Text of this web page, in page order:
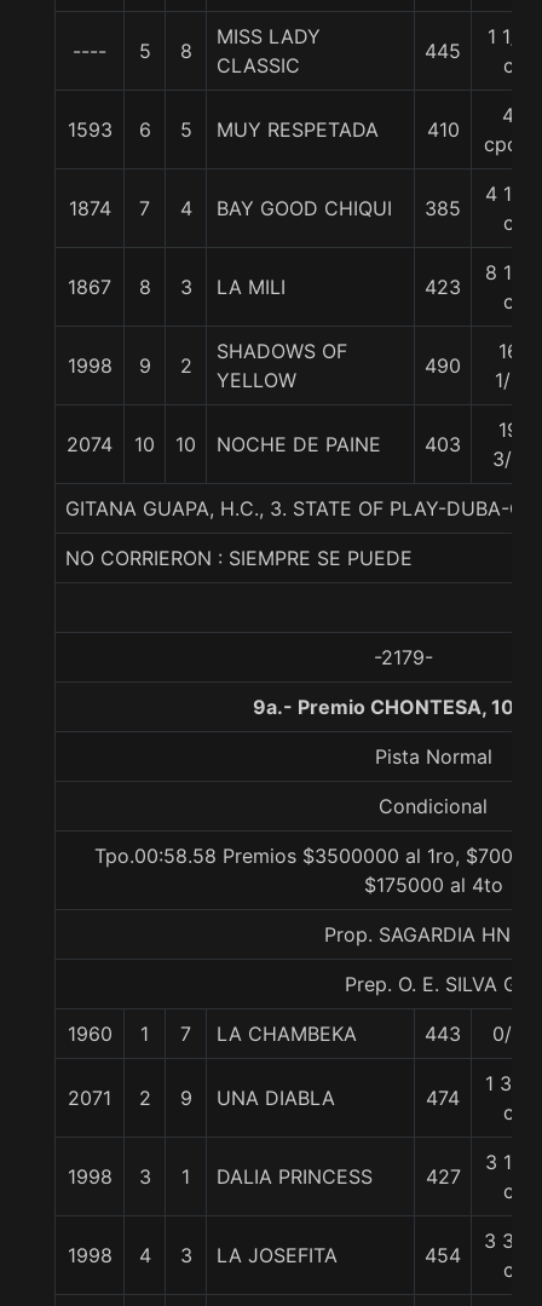
---- 5 8
MISS LADY
CLASSIC
445
1 1/2
c
1593 6 5 MUY RESPETADA 410
4
cpos.
1874 7 4 BAY GOOD CHIQUI 385
4 1/2
c
1867 8 3 LA MILI 423
8 1/2
c
1998 9 2
SHADOWS OF
YELLOW
490
16
1/2
2074 10 10 NOCHE DE PAINE 403
19
3/4
GITANA GUAPA, H.C., 3. STATE OF PLAY-DUBA-
NO CORRIERON : SIEMPRE SE PUEDE
-2179-
9a.- Premio CHONTESA,
Pista Normal
Condicional
Tpo.00:58.58 Premios $3500000 al 1ro,
$175000 al 4to
Prop. SAGARDIA HNOS.
Prep. O. E. SILVA G.
1960 1 7 LA CHAMBEKA 443 0/0
2071 2 9 UNA DIABLA 474
1 3/4
c
1998 3 1 DALIA PRINCESS 427
3 1/4
c
1998 4 3 LA JOSEFITA 454
3 3/4
c